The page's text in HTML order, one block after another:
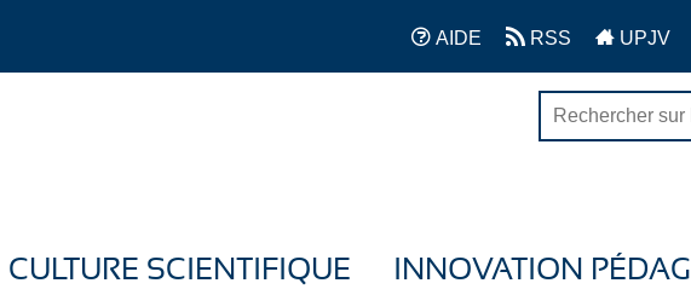
AIDE RSS UPJV
CULTURE SCIENTIFIQUE
INNOVATION